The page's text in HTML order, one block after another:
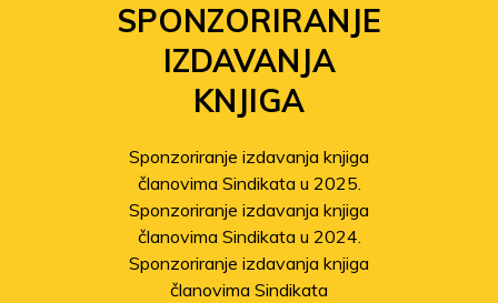
SPONZORIRANJE
IZDAVANJA
KNJIGA
Sponzoriranje izdavanja knjiga
članovima Sindikata u 2025.
Sponzoriranje izdavanja knjiga
članovima Sindikata u 2024.
Sponzoriranje izdavanja knjiga
članovima Sindikata